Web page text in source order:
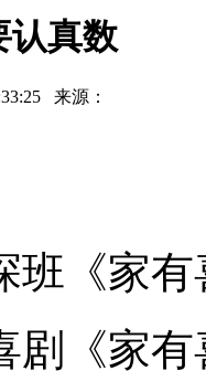
认真数
来源：
班《家
《家有